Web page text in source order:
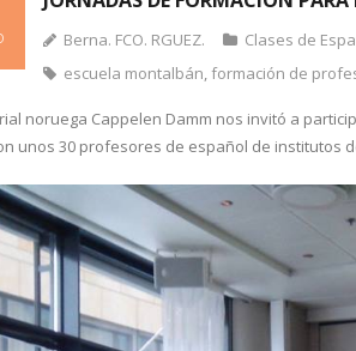
Berna. FCO. RGUEZ.
Clases de
escuela montalbán,formación de
noruega Cappelen Damm nos invitó a
unos 30 profesores de español de institutos